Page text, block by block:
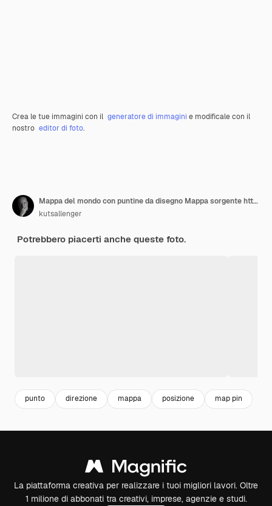
Crea le tue immagini con il generatore di immagini e modificale con il
nostro editor di foto.
Mappa del mondo con puntine da disegno Mappa sorgente httpwwwlibutexasedumapsworldhtml
kutsallenger
Potrebbero piacerti anche queste foto.
punto direzione mappa posizione map pin
La piattaforma creativa per realizzare i tuoi migliori lavori. Oltre
1 milione di abbonati tra creativi, imprese, agenzie e studi.